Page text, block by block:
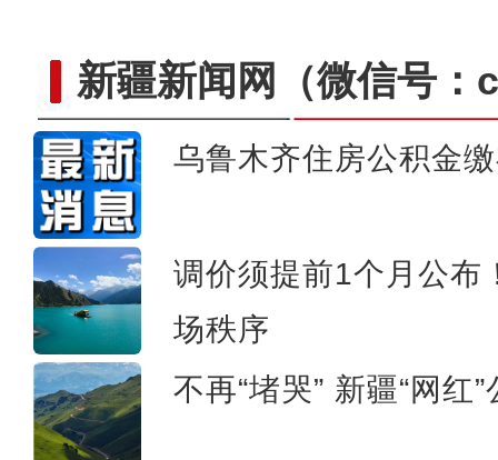
新疆新闻网 （微信号
乌鲁木齐住房公积金
调价须提前1个月公布
场秩序
不再“堵哭” 新疆“网红